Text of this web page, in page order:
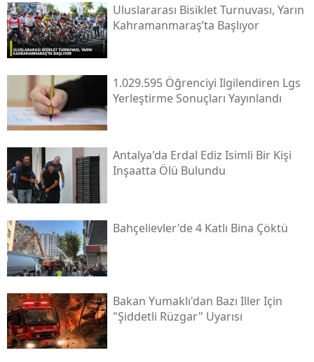
Uluslararası Bisiklet Turnuvası, Yarın
Kahramanmaraş’ta Başlıyor
1.029.595 Öğrenciyi Ilgilendiren Lgs
Yerleştirme Sonuçları Yayınlandı
Antalya'da Erdal Ediz Isimli Bir Kişi
Inşaatta Ölü Bulundu
Bahçelievler'de 4 Katlı Bina Çöktü
Bakan Yumaklı'dan Bazı Iller Için
"şiddetli Rüzgar" Uyarısı